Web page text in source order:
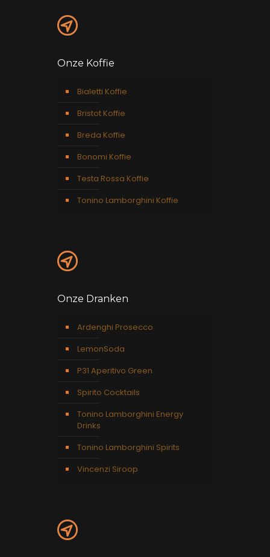
Onze Koffie
Bialetti Koffie
Bristot Koffie
Breda Koffie
Bonomi Koffie
Testa Rossa Koffie
Tonino Lamborghini Koffie
Onze Dranken
Ardenghi Prosecco
LemonSoda
P31 Aperitivo Green
Spirito Cocktails
Tonino Lamborghini Energy
Drinks
Tonino Lamborghini Spirits
Vincenzi Siroop